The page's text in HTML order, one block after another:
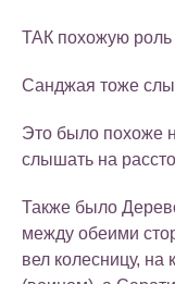
ТАК похожую
Санджая тоже
Это было похоже
слышать на
Также было
между обеими
вел колесницу,